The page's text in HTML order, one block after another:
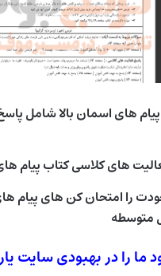
پیام های اسمان بالا شامل
های کلاسی کتاب پیام
را امتحان کن های پیام
متوسطه
ما را در بهبودی سایت